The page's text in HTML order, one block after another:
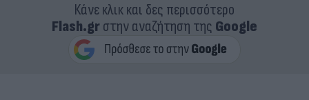
Κάνε κλικ και δες περισσότερο
Flash.grστην αναζήτηση της Google